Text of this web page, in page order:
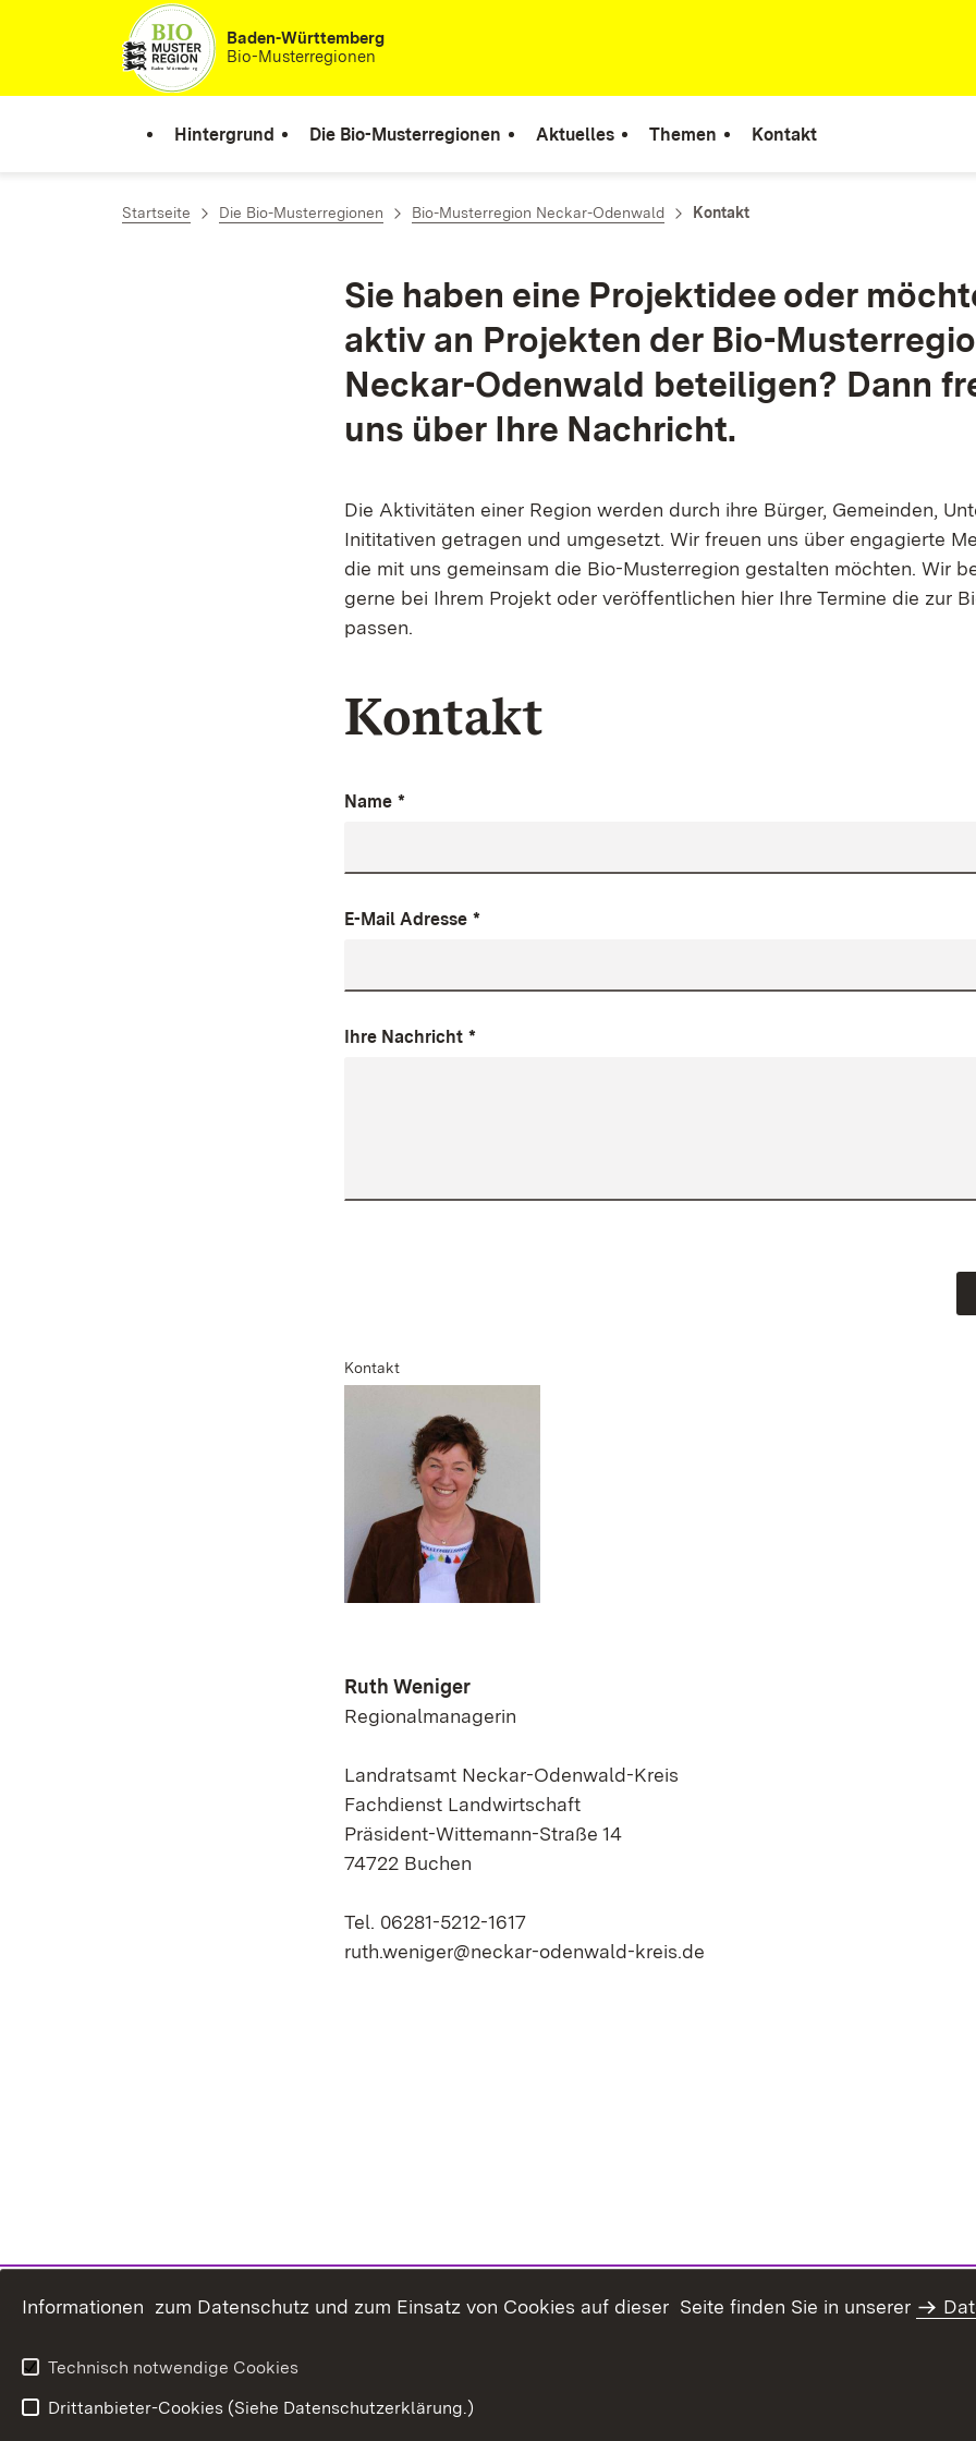
Zum Inhalt springenBaden-Württemberg
Bio-Musterregionen
Hintergrund Die Bio-Musterregionen Aktuelles Themen Kontakt
Startseite Die Bio-Musterregionen Bio-Musterregion Neckar-Odenwald Kontakt
Sie haben eine Projektidee oder
aktiv an Projekten der Bio-
Neckar-Odenwald beteiligen? Dann
uns über Ihre Nachricht.
Die Aktivitäten einer Region werden durch ihre Bürger, Gemeinden,
Inititativen getragen und umgesetzt. Wir freuen uns über engagierte
die mit uns gemeinsam die Bio-Musterregion gestalten möchten. Wir
gerne bei Ihrem Projekt oder veröffentlichen hier Ihre Termine die zur
passen.
Kontakt
Name *
E-Mail Adresse *
Ihre Nachricht *
Kontakt
Ruth Weniger
Regionalmanagerin
Landratsamt Neckar-Odenwald-Kreis
Fachdienst Landwirtschaft
Präsident-Wittemann-Straße 14
74722 Buchen
Tel. 06281-5212-1617
ruth.weniger@neckar-odenwald-kreis.de
Informationen zum Datenschutz und zum Einsatz von Cookies auf dieser Seite finden Sie in unserer
Technisch notwendige Cookies
Drittanbieter-Cookies (Siehe Datenschutzerklärung.)